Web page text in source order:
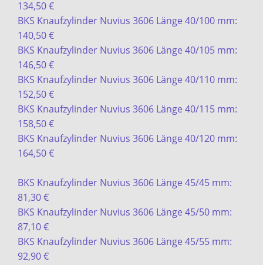
134,50 €
BKS Knaufzylinder Nuvius 3606 Länge 40/100 mm:
140,50 €
BKS Knaufzylinder Nuvius 3606 Länge 40/105 mm:
146,50 €
BKS Knaufzylinder Nuvius 3606 Länge 40/110 mm:
152,50 €
BKS Knaufzylinder Nuvius 3606 Länge 40/115 mm:
158,50 €
BKS Knaufzylinder Nuvius 3606 Länge 40/120 mm:
164,50 €
BKS Knaufzylinder Nuvius 3606 Länge 45/45 mm:
81,30 €
BKS Knaufzylinder Nuvius 3606 Länge 45/50 mm:
87,10 €
BKS Knaufzylinder Nuvius 3606 Länge 45/55 mm:
92,90 €